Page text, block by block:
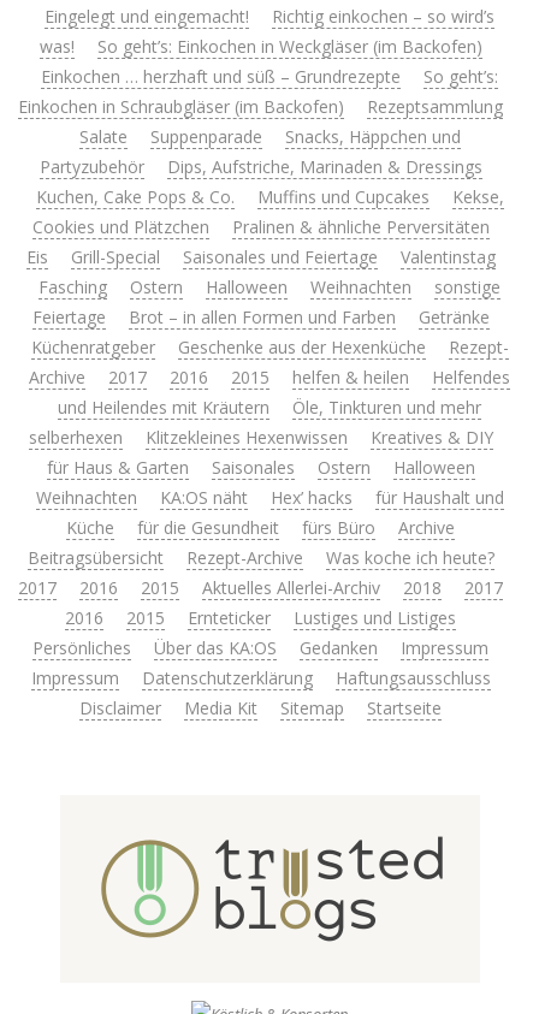
Eingelegt und eingemacht!
Richtig einkochen – so wird’s
was!
So geht’s: Einkochen in Weckgläser (im Backofen)
Einkochen … herzhaft und süß – Grundrezepte
So geht’s:
Einkochen in Schraubgläser (im Backofen)
Rezeptsammlung
Salate
Suppenparade
Snacks, Häppchen und
Partyzubehör
Dips, Aufstriche, Marinaden & Dressings
Kuchen, Cake Pops & Co.
Muffins und Cupcakes
Kekse,
Cookies und Plätzchen
Pralinen & ähnliche Perversitäten
Eis
Grill-Special Saisonales und Feiertage
Valentinstag
Fasching
Ostern Halloween Weihnachten
sonstige
Feiertage
Brot – in allen Formen und Farben
Getränke
Küchenratgeber
Geschenke aus der Hexenküche
Rezept-
Archive
2017 2016 2015 helfen & heilen
Helfendes
und Heilendes mit Kräutern
Öle, Tinkturen und mehr
selberhexen
Klitzekleines Hexenwissen
Kreatives & DIY
für Haus & Garten
Saisonales Ostern
Halloween
Weihnachten
KA:OS näht Hex’ hacks
für Haushalt und
Küche
für die Gesundheit fürs Büro
Archive
Beitragsübersicht
Rezept-Archive
Was koche ich heute?
2017
2016 2015 Aktuelles Allerlei-Archiv 2018
2017
2016
2015 Ernteticker
Lustiges und Listiges
Persönliches
Über das KA:OS Gedanken
Impressum
Impressum
Datenschutzerklärung
Haftungsausschluss
Disclaimer
Media Kit Sitemap Startseite